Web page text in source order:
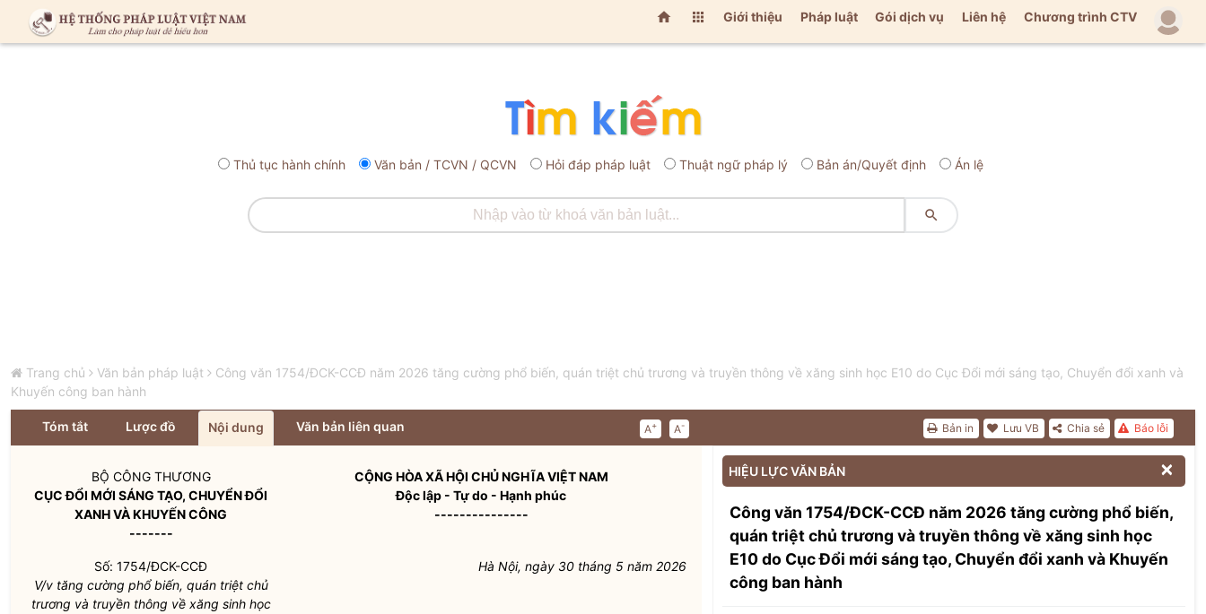
  Giới thiệu Pháp luật Gói dịch vụ Liên hệ Chương trình CTV
Thủ tục hành chính Văn bản / TCVN / QCVN Hỏi đáp pháp luật Thuật ngữ pháp lý Bản án/Quyết định Án lệ

Trang chủ Văn bản pháp luật
Công văn 1754/ĐCK-CCĐ năm 2026 tăng cường phổ biến, quán triệt chủ trương và truyền thông về xăng sinh học E10 do Cục Đổi mới sáng tạo, Chuyển đổi xanh và
Khuyến công ban hành
Tóm tắt Lược đồ Nội dung Văn bản liên quan A+ A- Báo lỗi
Chia sẻ
Lưu VB
Bản in
BỘ CÔNG THƯƠNG
CỤC ĐỔI MỚI SÁNG TẠO, CHUYỂN ĐỔI
XANH VÀ KHUYẾN CÔNG
-------
CỘNG HÒA XÃ HỘI CHỦ NGHĨA VIỆT NAM
Độc lập - Tự do - Hạnh phúc
---------------
Số: 1754/ĐCK-CCĐ
V/v tăng cường phổ biến, quán triệt chủ
trương và truyền thông về xăng sinh học
Hà Nội, ngày 30 tháng 5 năm 2026
HIỆU LỰC VĂN BẢN 
Công văn 1754/ĐCK-CCĐ năm 2026 tăng cường phổ biến,
quán triệt chủ trương và truyền thông về xăng sinh học
E10 do Cục Đổi mới sáng tạo, Chuyển đổi xanh và Khuyến
công ban hành